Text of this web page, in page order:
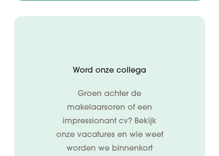
Word onze collega
Groen achter de
makelaarsoren of een
impressionant cv? Bekijk
onze vacatures en wie weet
worden we binnenkort